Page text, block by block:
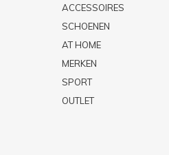
ACCESSOIRES
SCHOENEN
AT HOME
MERKEN
SPORT
OUTLET